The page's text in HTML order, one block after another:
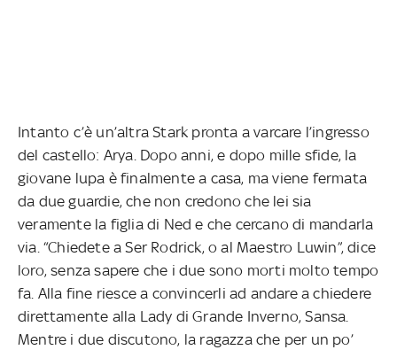
Intanto c’è un’altra Stark pronta a varcare l’ingresso
del castello: Arya. Dopo anni, e dopo mille sfide, la
giovane lupa è finalmente a casa, ma viene fermata
da due guardie, che non credono che lei sia
veramente la figlia di Ned e che cercano di mandarla
via. “Chiedete a Ser Rodrick, o al Maestro Luwin”, dice
loro, senza sapere che i due sono morti molto tempo
fa. Alla fine riesce a convincerli ad andare a chiedere
direttamente alla Lady di Grande Inverno, Sansa.
Mentre i due discutono, la ragazza che per un po’